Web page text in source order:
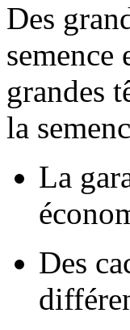
Des
semence
grandes
la
La
Des